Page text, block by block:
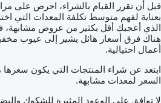
قبل أن تقرر القيام بالشراء، احرص على
بعناية لفهم متوسط تكلفة المعدات التي
الذي أعجبك أقل بكثير من عروض مشابهة،
هناك فرق أسعار هائل يشير إلى عيوب
أعمال احتيالية.
ابتعد عن شراء المنتجات التي يكون
السعر لمعدات مشابهة.
لا توافق على الوعود المثيرة للشكوك